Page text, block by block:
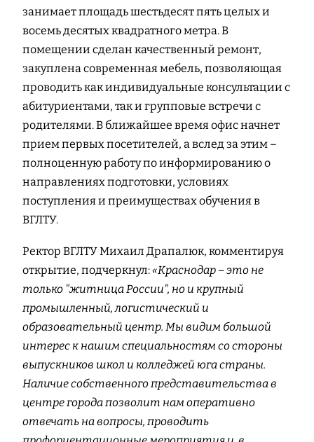
занимает площадь шестьдесят пять целых и
восемь десятых квадратного метра. В
помещении сделан качественный ремонт,
закуплена современная мебель, позволяющая
проводить как индивидуальные консультации с
абитуриентами, так и групповые встречи с
родителями. В ближайшее время офис начнет
прием первых посетителей, а вслед за этим –
полноценную работу по информированию о
направлениях подготовки, условиях
поступления и преимуществах обучения в
ВГЛТУ.
Ректор ВГЛТУ Михаил Драпалюк, комментируя
открытие, подчеркнул:«Краснодар – это не
только "житница России", но и крупный
промышленный, логистический и
образовательный центр. Мы видим большой
интерес к нашим специальностям со стороны
выпускников школ и колледжей юга страны.
Наличие собственного представительства в
центре города позволит нам оперативно
отвечать на вопросы, проводить